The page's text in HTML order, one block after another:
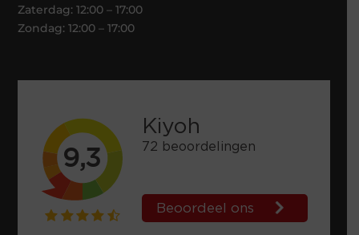
Zaterdag: 12:00 – 17:00
Zondag: 12:00 – 17:00